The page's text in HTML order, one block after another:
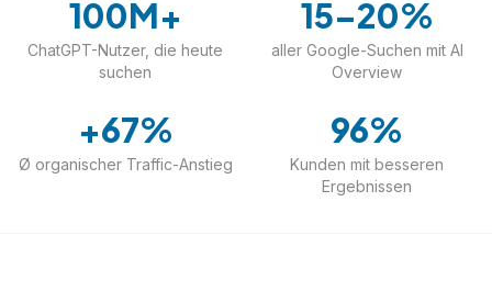
100M+
ChatGPT-Nutzer, die heute
suchen
15–20%
aller Google-Suchen mit AI
Overview
+67%
Ø organischer Traffic-Anstieg
96%
Kunden mit besseren
Ergebnissen